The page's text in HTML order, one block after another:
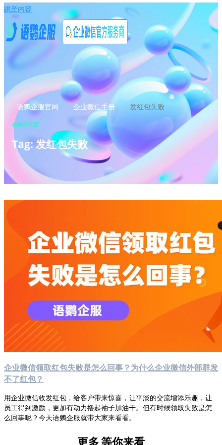
跳至内容
语鹦企服官网 企业微信手册 发红包失败
企微研究院
Tag: 发红包失败
企业微信领取红包失败是怎么回事？为什么企业微信外部群发
不了红包？
用企业微信收发红包，给客户带来惊喜，让平淡的交流增添乐趣，让
员工得到激励，更加有动力撸起袖子加油干。但有时候领取失败是怎
么回事呢？今天语鹦企服就带大家来看看。
更多等你来看